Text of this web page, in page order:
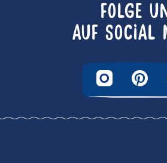
FOLGE
AUF SOCIAL